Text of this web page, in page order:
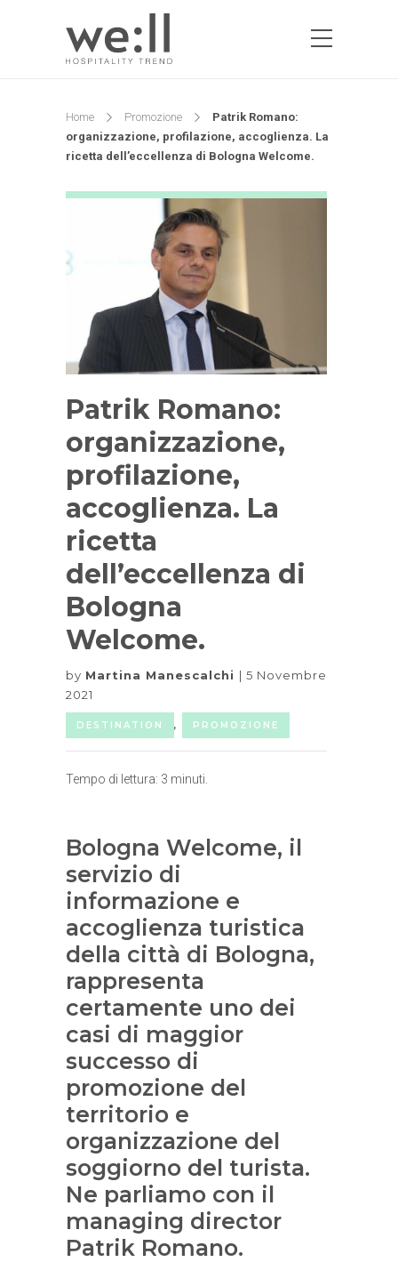
Home Promozione
Patrik Romano:
organizzazione, profilazione, accoglienza. La
ricetta dell’eccellenza di Bologna Welcome.
Patrik Romano:
organizzazione,
profilazione,
accoglienza. La
ricetta
dell’eccellenza di
Bologna
Welcome.
by Martina Manescalchi
5 Novembre
2021
DESTINATION , PROMOZIONE
Tempo di lettura: 3 minuti.
Bologna Welcome, il
servizio di
informazione e
accoglienza turistica
della città di Bologna,
rappresenta
certamente uno dei
casi di maggior
successo di
promozione del
territorio e
organizzazione del
soggiorno del turista.
Ne parliamo con il
managing director
Patrik Romano.